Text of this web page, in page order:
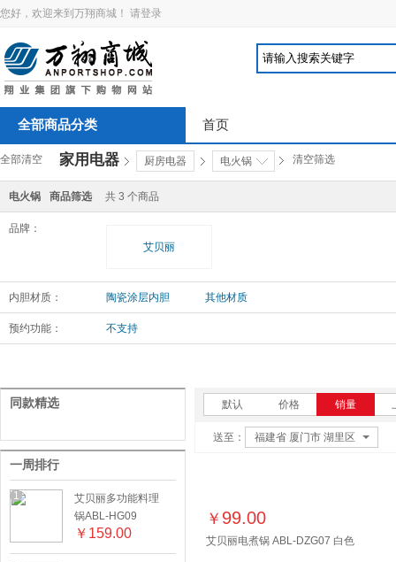
您好，欢迎来到万翔商城！ 请登录
全部商品分类 首页
全部清空 家用电器 厨房电器 电火锅 清空筛选
电火锅 商品筛选 共 3 个商品
品牌：
艾贝丽
内胆材质： 陶瓷涂层内胆 其他材质
预约功能： 不支持
同款精选
一周排行
1
艾贝丽多功能料理
锅ABL-HG09
￥ 159.00
默认 价格 销量
送至： 福建省 厦门市 湖里区
￥ 99.00
艾贝丽电煮锅 ABL-DZG07 白色